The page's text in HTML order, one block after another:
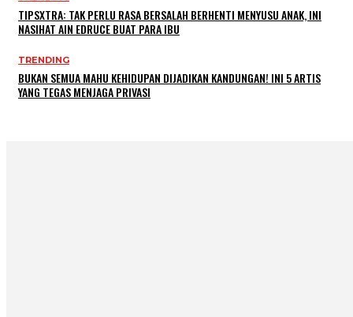
TIPSXTRA: TAK PERLU RASA BERSALAH BERHENTI MENYUSU ANAK, INI
NASIHAT AIN EDRUCE BUAT PARA IBU
TRENDING
BUKAN SEMUA MAHU KEHIDUPAN DIJADIKAN KANDUNGAN! INI 5 ARTIS
YANG TEGAS MENJAGA PRIVASI